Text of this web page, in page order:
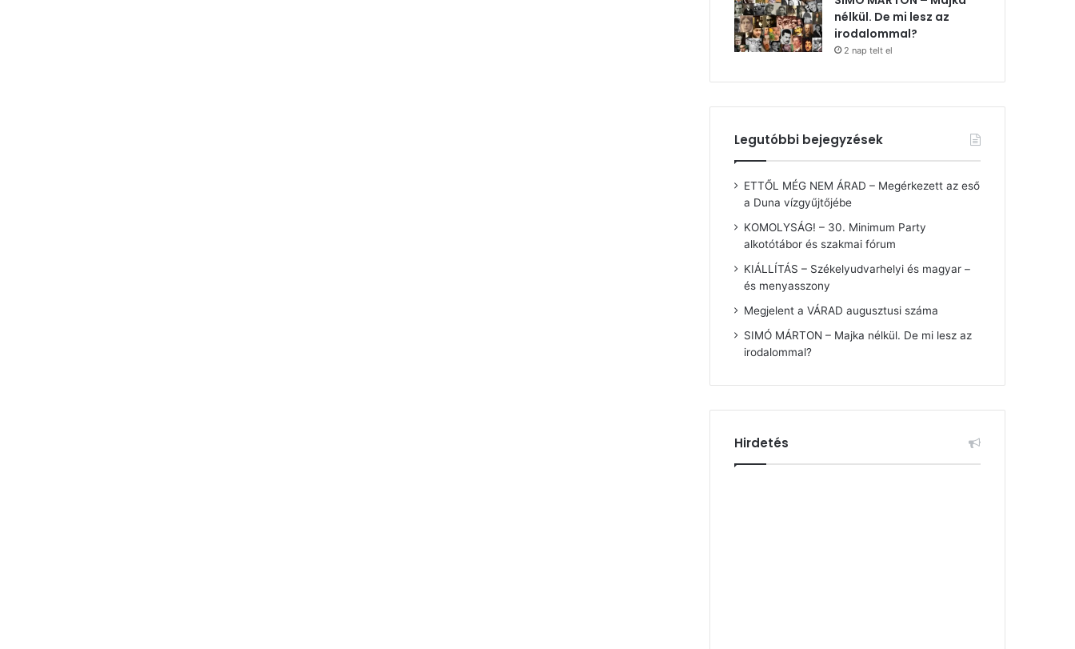
nélkül. De mi lesz az
irodalommal?
2 nap telt el
Legutóbbi bejegyzések
ETTŐL MÉG NEM ÁRAD – Megérkezett az eső
a Duna vízgyűjtőjébe
KOMOLYSÁG! – 30. Minimum Party
alkotótábor és szakmai fórum
KIÁLLÍTÁS – Székelyudvarhelyi és magyar –
és menyasszony
Megjelent a VÁRAD augusztusi száma
SIMÓ MÁRTON – Majka nélkül. De mi lesz az
irodalommal?
Hirdetés